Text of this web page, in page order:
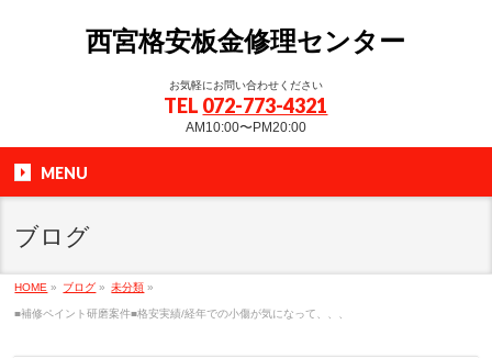
西宮格安板金修理センター
お気軽にお問い合わせください
TEL 072-773-4321
AM10:00〜PM20:00
MENU
ブログ
HOME » ブログ » 未分類 »
■補修ペイント研磨案件■格安実績/経年での小傷が気になって、、、